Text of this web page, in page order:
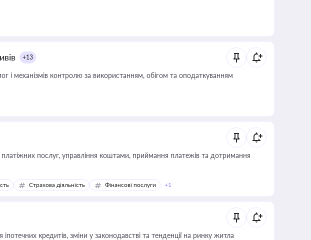
+13
і механізмів контролю за використанням, обігом та оподаткуванням
приймання платежів та дотримання
Страхова діяльність Фінансові послуги +1
кредитів, зміни у законодавстві та тенденції на ринку житла